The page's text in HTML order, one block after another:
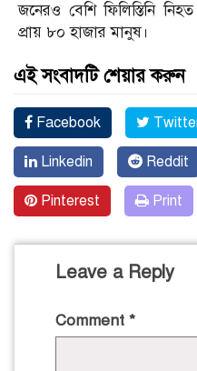
জনেরও বেশি ফিলিস্তিনি
প্রায় ৮০ হাজার মানুষ।
এই সংবাদটি শেয়ার করুন
Facebook
Linkedin Reddit
Pinterest Print
Leave a Reply
Comment *